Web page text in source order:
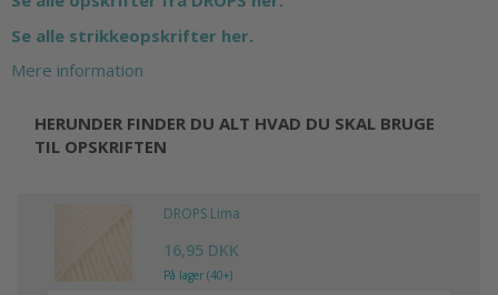
Se alle strikkeopskrifter her.
Mere information
HERUNDER FINDER DU ALT HVAD DU SKAL BRUGE
TIL OPSKRIFTEN
DROPS Lima
16,95 DKK
På lager (40+)